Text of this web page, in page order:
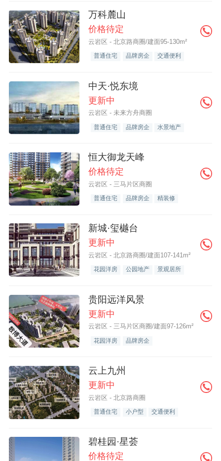
万科麓山
价格待定
云岩区 - 北京路商圈/建面95-130m²
普通住宅 品牌房企 交通便利
中天·悦东境
更新中
云岩区 - 未来方舟商圈
普通住宅 品牌房企 水景地产
恒大御龙天峰
价格待定
云岩区 - 三马片区商圈
普通住宅 品牌房企 精装修
新城·玺樾台
更新中
云岩区 - 北京路商圈/建面107-141m²
花园洋房 公园地产 景观居所
贵阳远洋风景
更新中
云岩区 - 三马片区商圈/建面97-126m²
花园洋房 品牌房企
云上九州
更新中
云岩区 - 北京路商圈
普通住宅 小户型 交通便利
碧桂园·星荟
价格待定